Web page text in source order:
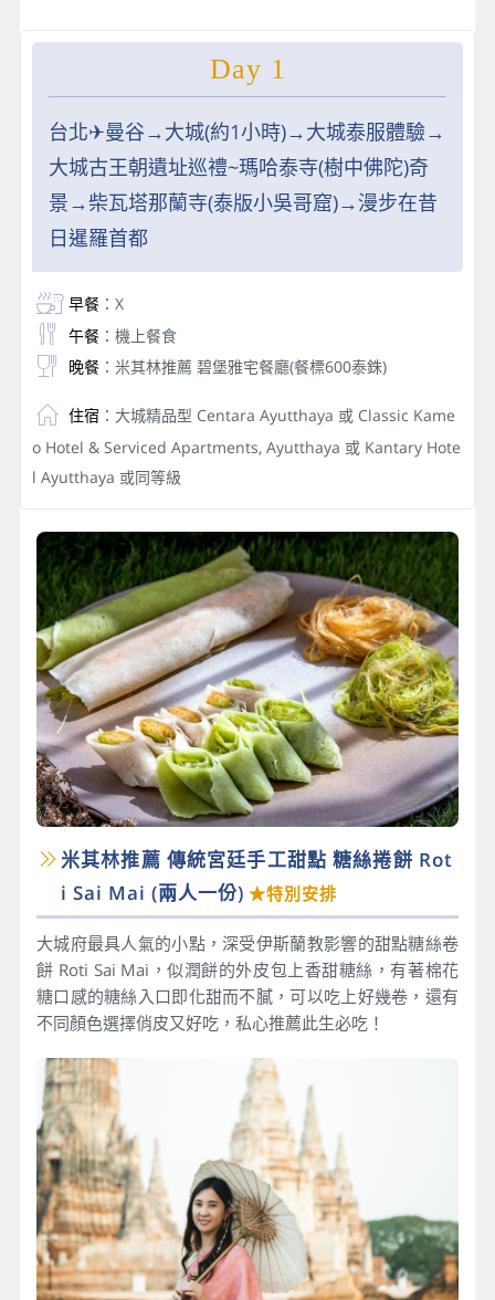
Day 1
台北✈曼谷→大城(約1小時)→大城泰服體驗→
大城古王朝遺址巡禮~瑪哈泰寺(樹中佛陀)奇
景→柴瓦塔那蘭寺(泰版小吳哥窟)→漫步在昔
日暹羅首都
早餐：X
午餐：機上餐食
晚餐：米其林推薦 碧堡雅宅餐廳(餐標600泰銖)
住宿 ：大城精品型 Centara Ayutthaya 或 Classic Kame
o Hotel & Serviced Apartments, Ayutthaya 或 Kantary Hote
l Ayutthaya 或同等級
米其林推薦 傳統宮廷手工甜點 糖絲捲餅 Rot
i Sai Mai​ (兩人一份) ★特別安排
大城府最具人氣的小點，深受伊斯蘭教影響的甜點糖絲卷
餅 Roti Sai Mai，似潤餅的外皮包上香甜糖絲，有著棉花
糖口感的糖絲入口即化甜而不膩，可以吃上好幾卷，還有
不同顏色選擇俏皮又好吃，私心推薦此生必吃！